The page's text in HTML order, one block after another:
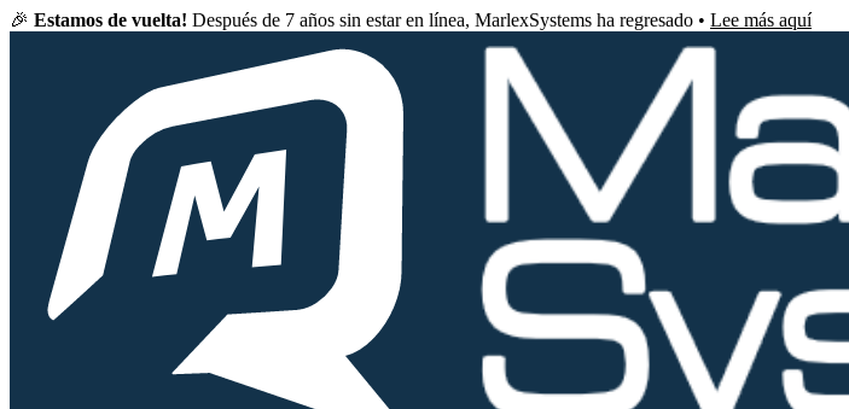
🎉 Estamos de vuelta! Después de 7 años sin estar en línea, MarlexSystems ha regresado • Lee más aquí